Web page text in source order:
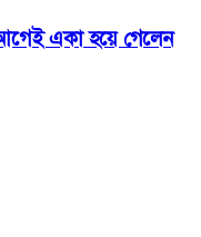
আগেই একা হয়ে গেলেন